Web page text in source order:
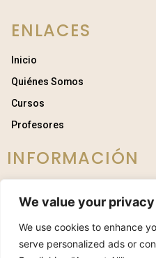
We value your privacy
We use cookies to enhance
serve personalized ads or
ENLACES
Inicio
Quiénes Somos
Cursos
Profesores
INFORMACIÓN
Política de Privacidad
Política de Cookies
Contacto